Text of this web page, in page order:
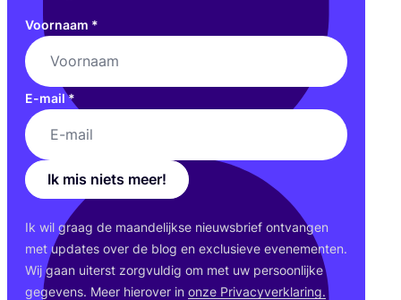
Voornaam *
E-mail*
Ik mis niets meer!
Ik wil graag de maan­de­lijk­se nieuws­brief ont­van­gen
met upda­tes over de blog en exclu­sie­ve eve­ne­men­ten.
Wij gaan uiterst zorg­vul­dig om met uw per­soon­lij­ke
gege­vens. Meer hier­over in onze Pri­va­cy­ver­kla­ring.